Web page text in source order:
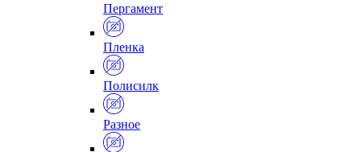
Пергамент
Пленка
Полисилк
Разное